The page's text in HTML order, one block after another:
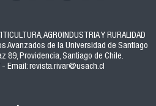
AGROINDUSTRIA Y RURALIDAD
Avanzados de la Universidad de Santiago
89, Providencia, Santiago de Chile.
Email: revista.rivar@usach.cl